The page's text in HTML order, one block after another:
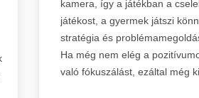
kamera, így a játékban a
játékost, a gyermek játszi
stratégia és
Ha még nem elég a
való fókuszálást, ezáltal még